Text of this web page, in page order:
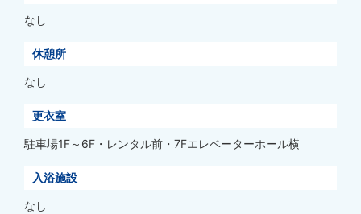
なし
休憩所
なし
更衣室
駐車場1F～6F・レンタル前・7Fエレベーターホール横
入浴施設
なし